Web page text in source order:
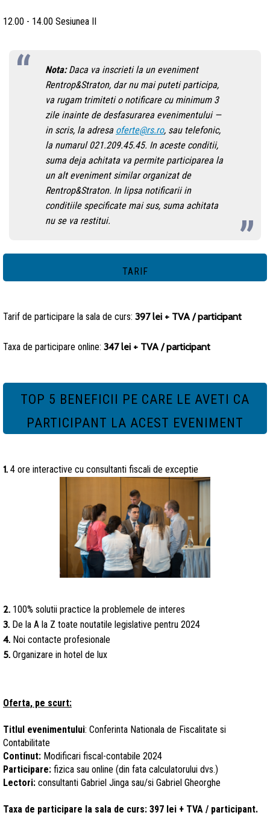
12.00 - 14.00 Sesiunea II
Nota: Daca va inscrieti la un eveniment
Rentrop&Straton, dar nu mai puteti participa,
va rugam trimiteti o notificare cu minimum 3
zile inainte de desfasurarea evenimentului —
in scris, la adresa oferte@rs.ro, sau telefonic,
la numarul 021.209.45.45. In aceste conditii,
suma deja achitata va permite participarea la
un alt eveniment similar organizat de
Rentrop&Straton. In lipsa notificarii in
conditiile specificate mai sus, suma achitata
nu se va restitui.
TARIF
Tarif de participare la sala de curs: 397 lei + TVA / participant
Taxa de participare online: 347 lei + TVA / participant
TOP 5 BENEFICII PE CARE LE AVETI CA
PARTICIPANT LA ACEST EVENIMENT
1. 4 ore interactive cu consultanti fiscali de exceptie
2. 100% solutii practice la problemele de interes
3. De la A la Z toate noutatile legislative pentru 2024
4. Noi contacte profesionale
5. Organizare in hotel de lux
Oferta, pe scurt:
Titlul evenimentului: Conferinta Nationala de Fiscalitate si
Contabilitate
Continut: Modificari fiscal-contabile 2024
Participare: fizica sau online (din fata calculatorului dvs.)
Lectori: consultanti Gabriel Jinga sau/si Gabriel Gheorghe
Taxa de participare la sala de curs: 397 lei + TVA / participant.